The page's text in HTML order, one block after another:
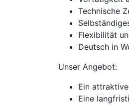
Technische
Flexibilität
Deutsch in
Unser Angebot:
Ein
Eine